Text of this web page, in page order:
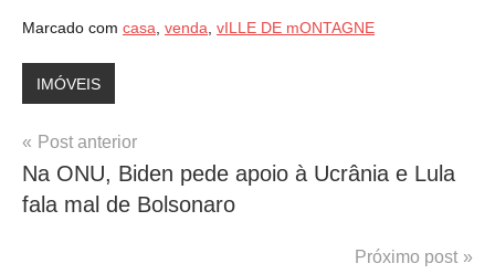
Marcado com casa venda vILLE DE mONTAGNE
IMÓVEIS
Navegação
de
Post
Post anterior
Na ONU, Biden pede apoio à Ucrânia e Lula
fala mal de Bolsonaro
Próximo post